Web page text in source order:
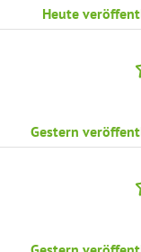
Heute
Gestern